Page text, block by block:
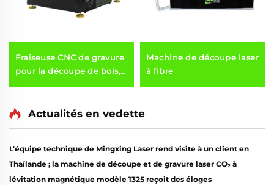
Fraiseuse CNC de gravure
pour la découpe de bois,
Machine de découpe laser
à fibre
Actualités en vedette
L’équipe technique de Mingxing Laser rend visite à un client en
Thaïlande ; la machine de découpe et de gravure laser CO₂ à
lévitation magnétique modèle 1325 reçoit des éloges